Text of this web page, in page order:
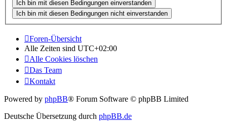
Foren-Übersicht
Alle Zeiten sind UTC+02:00
Alle Cookies löschen
Das Team
Kontakt
Powered by phpBB® Forum Software © phpBB Limited
Deutsche Übersetzung durch phpBB.de